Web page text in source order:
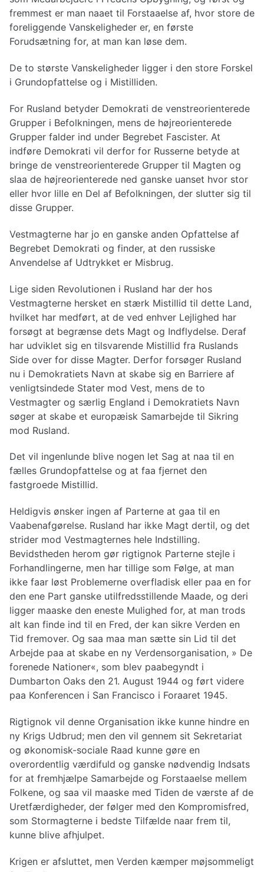
fremmest er man naaet til Forstaaelse af, hvor store de
foreliggende Vanskeligheder er, en første
Forudsætning for, at man kan løse dem.
De to største Vanskeligheder ligger i den store Forskel
i Grundopfattelse og i Mistilliden.
For Rusland betyder Demokrati de venstreorienterede
Grupper i Befolkningen, mens de højreorienterede
Grupper falder ind under Begrebet Fascister. At
indføre Demokrati vil derfor for Russerne betyde at
bringe de venstreorienterede Grupper til Magten og
slaa de højreorienterede ned ganske uanset hvor stor
eller hvor lille en Del af Befolkningen, der slutter sig til
disse Grupper.
Vestmagterne har jo en ganske anden Opfattelse af
Begrebet Demokrati og finder, at den russiske
Anvendelse af Udtrykket er Misbrug.
Lige siden Revolutionen i Rusland har der hos
Vestmagterne hersket en stærk Mistillid til dette Land,
hvilket har medført, at de ved enhver Lejlighed har
forsøgt at begrænse dets Magt og Indflydelse. Deraf
har udviklet sig en tilsvarende Mistillid fra Ruslands
Side over for disse Magter. Derfor forsøger Rusland
nu i Demokratiets Navn at skabe sig en Barriere af
venligtsindede Stater mod Vest, mens de to
Vestmagter og særlig England i Demokratiets Navn
søger at skabe et europæisk Samarbejde til Sikring
mod Rusland.
Det vil ingenlunde blive nogen let Sag at naa til en
fælles Grundopfattelse og at faa fjernet den
fastgroede Mistillid.
Heldigvis ønsker ingen af Parterne at gaa til en
Vaabenafgørelse. Rusland har ikke Magt dertil, og det
strider mod Vestmagternes hele Indstilling.
Bevidstheden herom gør rigtignok Parterne stejle i
Forhandlingerne, men har tillige som Følge, at man
ikke faar løst Problemerne overfladisk eller paa en for
den ene Part ganske utilfredsstillende Maade, og deri
ligger maaske den eneste Mulighed for, at man trods
alt kan finde ind til en Fred, der kan sikre Verden en
Tid fremover. Og saa maa man sætte sin Lid til det
Arbejde paa at skabe en ny Verdensorganisation, » De
forenede Nationer«, som blev paabegyndt i
Dumbarton Oaks den 21. August 1944 og ført videre
paa Konferencen i San Francisco i Foraaret 1945.
Rigtignok vil denne Organisation ikke kunne hindre en
ny Krigs Udbrud; men den vil gennem sit Sekretariat
og økonomisk-sociale Raad kunne gøre en
overordentlig værdifuld og ganske nødvendig Indsats
for at fremhjælpe Samarbejde og Forstaaelse mellem
Folkene, og saa vil maaske med Tiden de værste af de
Uretfærdigheder, der følger med den Kompromisfred,
som Stormagterne i bedste Tilfælde naar frem til,
kunne blive afhjulpet.
Krigen er afsluttet, men Verden kæmper møjsommeligt